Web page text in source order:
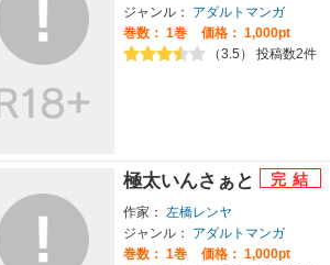
ジャンル：
アダルトマンガ
巻数： 1巻
価格： 1,000pt
（3.5） 投稿数2件
極太いんさぁと
作家： 左橋レンヤ
ジャンル：
アダルトマンガ
巻数： 1巻
価格： 1,000pt